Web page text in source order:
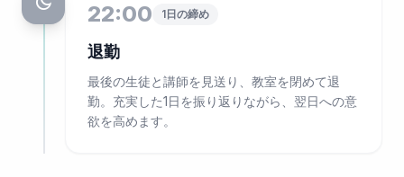
22:00 1日の締め
退勤
最後の生徒と講師を見送り、教室を閉めて退
勤。充実した1日を振り返りながら、翌日への意
欲を高めます。